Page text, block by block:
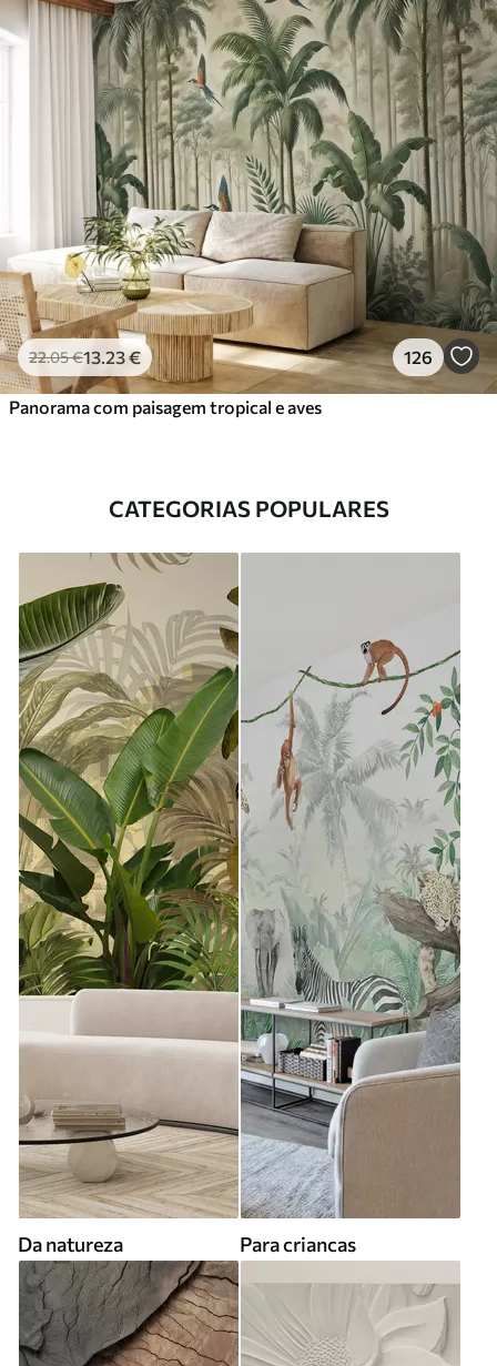
22.05€13 .23€ 126
Panorama com paisagem tropical e aves
CATEGORIAS POPULARES
Da natureza Para criancas